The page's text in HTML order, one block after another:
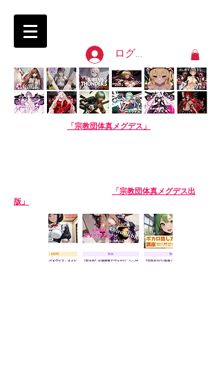
ログイン
「宗教団体真メグデス」
「宗教団体真メグデス出
版」